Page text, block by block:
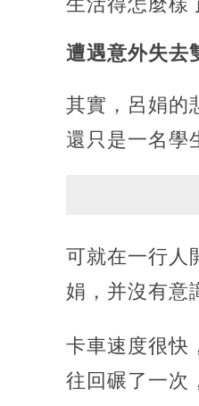
遭遇意外失去
其實，呂娟的
還只是一名學
可就在一行人
娟，并沒有意
卡車速度很快
往回碾了一次